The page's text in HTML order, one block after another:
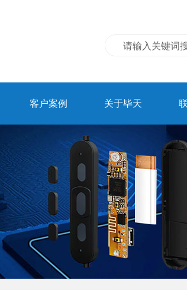
客户案例 关于毕天